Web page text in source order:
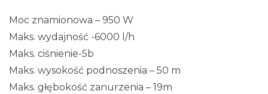
Moc znamionowa – 950 W
Maks. wydajność -6000 l/h
Maks. ciśnienie-5b
Maks. wysokość podnoszenia – 50 m
Maks. głębokość zanurzenia – 19m